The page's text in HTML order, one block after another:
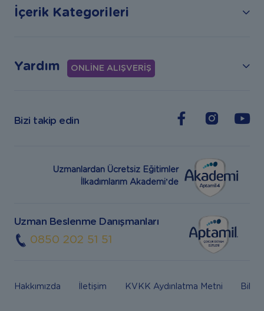
İçerik Kategorileri
Yardım ONLİNE ALIŞVERİŞ
Bizi takip edin
Uzmanlardan Ücretsiz Eğitimler
İlkadımlarım Akademi’de
Uzman Beslenme Danışmanları
0850 202 51 51
Hakkımızda İletişim KVKK Aydınlatma Metni Bilgi